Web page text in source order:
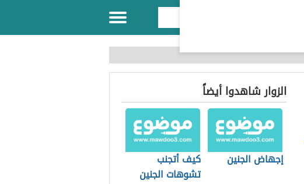
الزوار شاهدوا أيضاً
إجهاض الجنين
كيف أتجنب
تشوهات الجنين